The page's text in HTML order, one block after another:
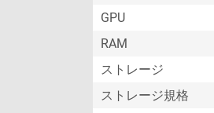
GPU
RAM
ストレージ
ストレージ規格